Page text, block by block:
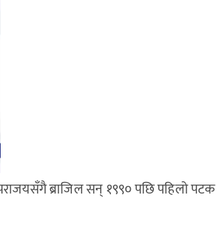
ब्राजिल सन् १९९० पछि पहिलो पटक